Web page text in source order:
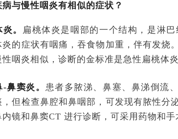
与慢性咽炎有相似的症状？
。 扁桃体炎是咽部的一个结构，是淋
炎的症状有咽痛，吞食物加重，伴有发烧
性咽炎相似，诊断的金标准是急性扁桃体炎
鼻窦炎。 患者多脓涕、鼻塞、鼻涕倒流
，但检查鼻腔和鼻咽部，可发现有脓性分
内镜和鼻窦CT 进行诊断，可采用药物和手